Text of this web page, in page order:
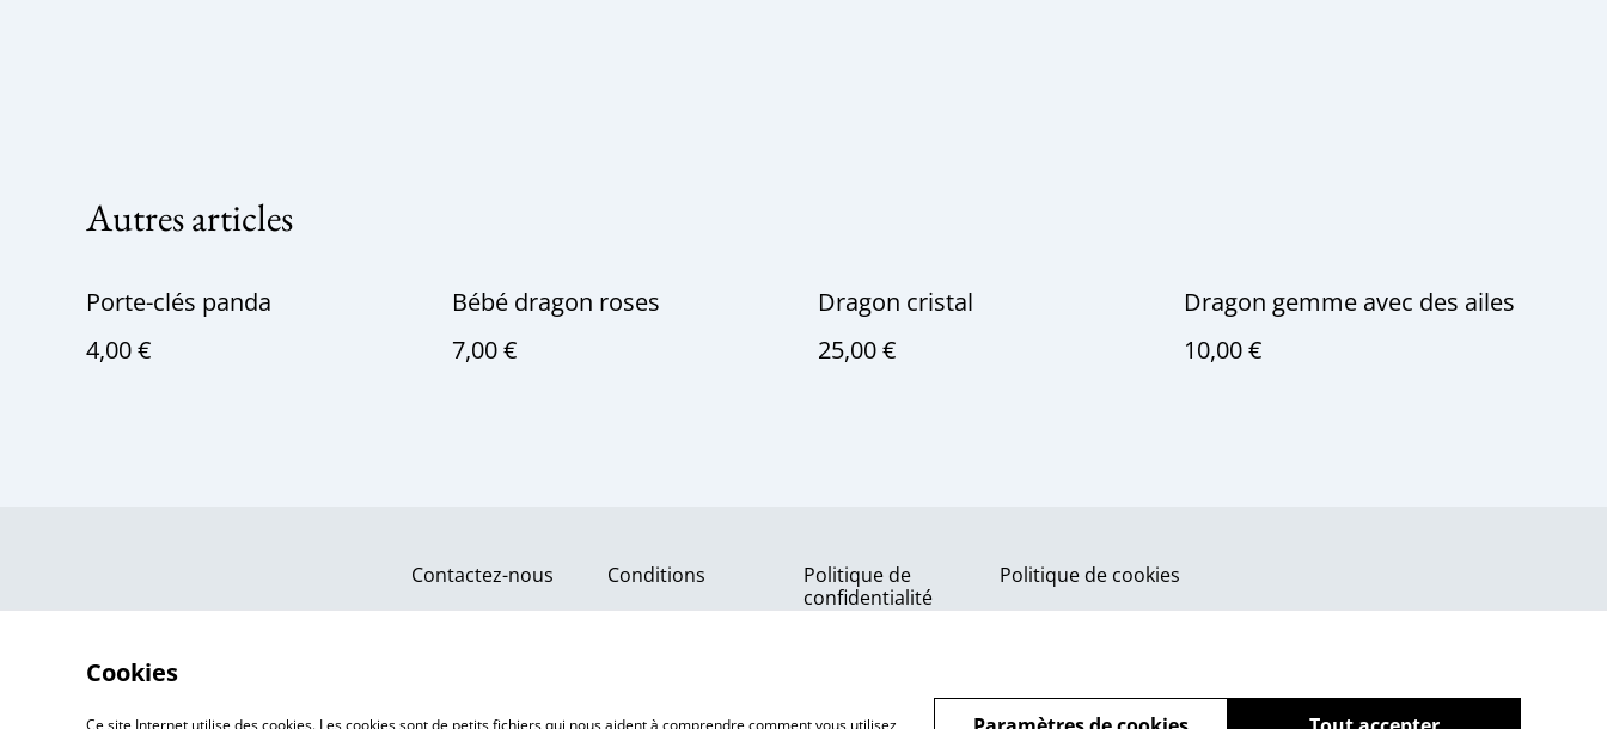
Autres articles
Porte-clés panda
4,00 €
Bébé dragon roses
7,00 €
Dragon cristal
25,00 €
Dragon gemme avec des ailes
10,00 €
Contactez-nous Conditions
Politique de
confidentialité
Politique de cookies
Cookies
Ce site Internet utilise des cookies. Les cookies sont de petits fichiers qui nous aident à comprendre comment vous utilisez